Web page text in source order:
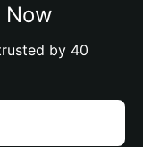
Now
by 40